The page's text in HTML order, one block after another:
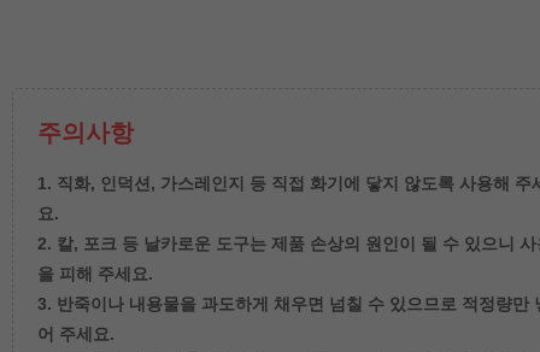
주의사항
1. 직화, 인덕션, 가스레인지 등 직접 화기에 닿지 않도록 사용해 주
요.
2. 칼, 포크 등 날카로운 도구는 제품 손상의 원인이 될 수 있으니 사
을 피해 주세요.
3. 반죽이나 내용물을 과도하게 채우면 넘칠 수 있으므로 적정량만
어 주세요.